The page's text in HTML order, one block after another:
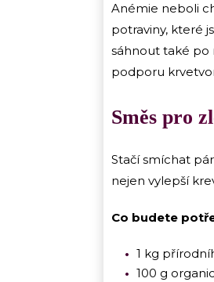
Anémie neboli
potraviny, které
sáhnout také po
podporu
Směs pro
Stačí smíchat
nejen vylepší
Co budete
1 kg
100 g